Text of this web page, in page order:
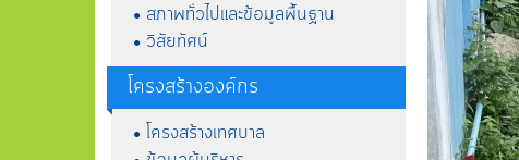
สภาพทั่วไปและข้อมูลพื้นฐาน
วิสัยทัศน์
โครงสร้างองค์กร
โครงสร้างเทศบาล